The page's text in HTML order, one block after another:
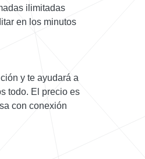
ilimitadas
en los minutos
y te ayudará a
todo. El precio es
con conexión